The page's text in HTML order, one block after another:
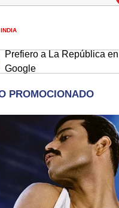
INDIA
Prefiero a La República en
Google